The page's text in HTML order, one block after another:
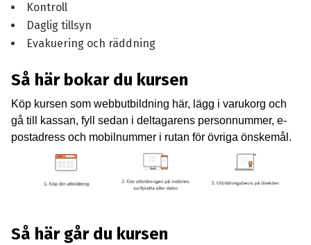
Kontroll
Daglig tillsyn
Evakuering och räddning
Så här bokar du kursen
Köp kursen som webbutbildning här, lägg i varukorg och
gå till kassan, fyll sedan i deltagarens personnummer, e-
postadress och mobilnummer i rutan för övriga önskemål.
Så här går du kursen